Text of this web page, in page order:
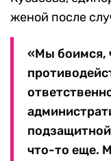
женой после
«Мы боимся,
что-то еще.